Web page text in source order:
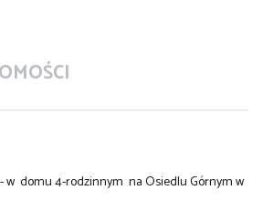
w domu 4-rodzinnym na Osiedlu Górnym w